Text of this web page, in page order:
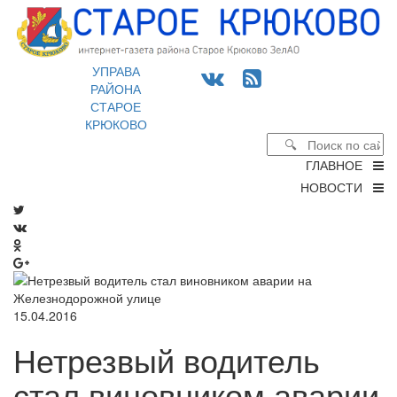
УПРАВА
РАЙОНА
СТАРОЕ
КРЮКОВО
ГЛАВНОЕ
НОВОСТИ
15.04.2016
Нетрезвый водитель